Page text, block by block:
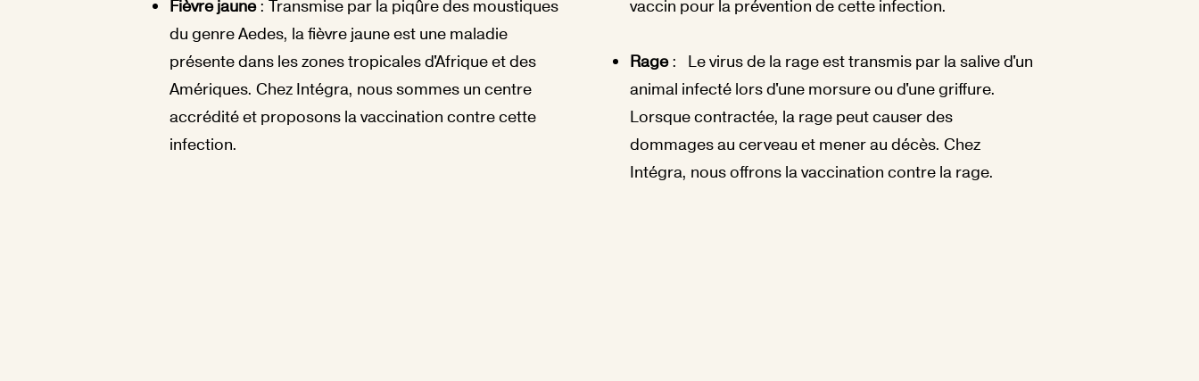
Fièvre jaune: Transmise par la piqûre des moustiques
du genre Aedes, la fièvre jaune est une maladie
présente dans les zones tropicales d'Afrique et des
Amériques. Chez Intégra, nous sommes un centre
accrédité et proposons la vaccination contre cette
infection.
vaccin pour la prévention de cette infection.
Rage: Le virus de la rage est transmis par la salive d'un
animal infecté lors d'une morsure ou d'une griffure.
Lorsque contractée, la rage peut causer des
dommages au cerveau et mener au décès. Chez
Intégra, nous offrons la vaccination contre la rage.